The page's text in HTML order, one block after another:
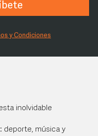
y Condiciones
inolvidable
deporte, música y